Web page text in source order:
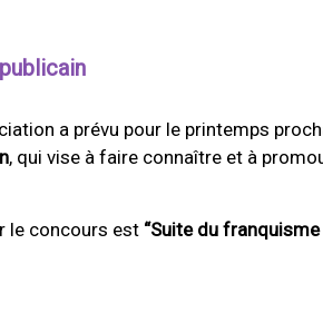
a prévu pour le printemps
, qui vise à faire connaître et à
le concours est “Suite du